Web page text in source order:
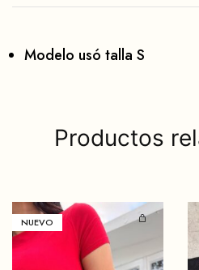
Modelo usó talla S
Productos
NUEVO